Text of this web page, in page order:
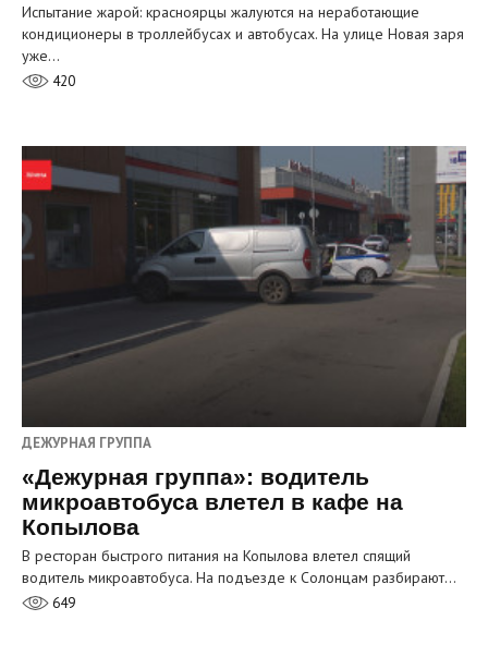
Испытание жарой: красноярцы жалуются на неработающие
кондиционеры в троллейбусах и автобусах. На улице Новая заря
уже…
420
ДЕЖУРНАЯ ГРУППА
«Дежурная группа»: водитель
микроавтобуса влетел в кафе на
Копылова
В ресторан быстрого питания на Копылова влетел спящий
водитель микроавтобуса. На подъезде к Солонцам разбирают…
649